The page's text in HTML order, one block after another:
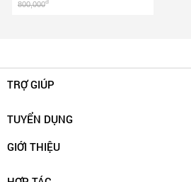
800,000đ
TRỢ GIÚP
Hotdeal E-voucher
Hotdeal Membership
TUYỂN DỤNG
Account Manager (Spa & Beauty)
Account Manager (Ngành Ẩm Thực)
GIỚI THIỆU